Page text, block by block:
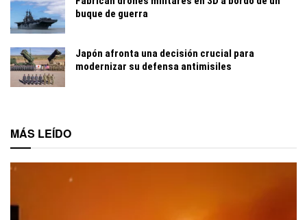
buque de guerra
Japón afronta una decisión crucial para
modernizar su defensa antimisiles
MÁS LEÍDO